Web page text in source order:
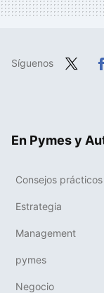
Síguenos
En Pymes y
Consejos prácticos
Estrategia
Management
pymes
Negocio